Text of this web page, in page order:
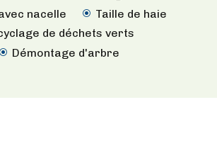
nacelle \ Taille de haie
de déchets verts
\ Démontage d'arbre